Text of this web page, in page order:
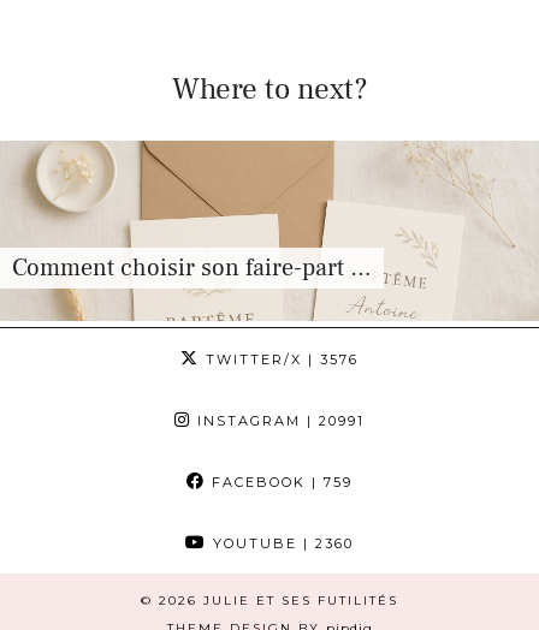
Where to next?
Comment choisir son faire-part …
TWITTER/X | 3576
INSTAGRAM | 20991
FACEBOOK | 759
YOUTUBE | 2360
© 2026 JULIE ET SES FUTILITÉS